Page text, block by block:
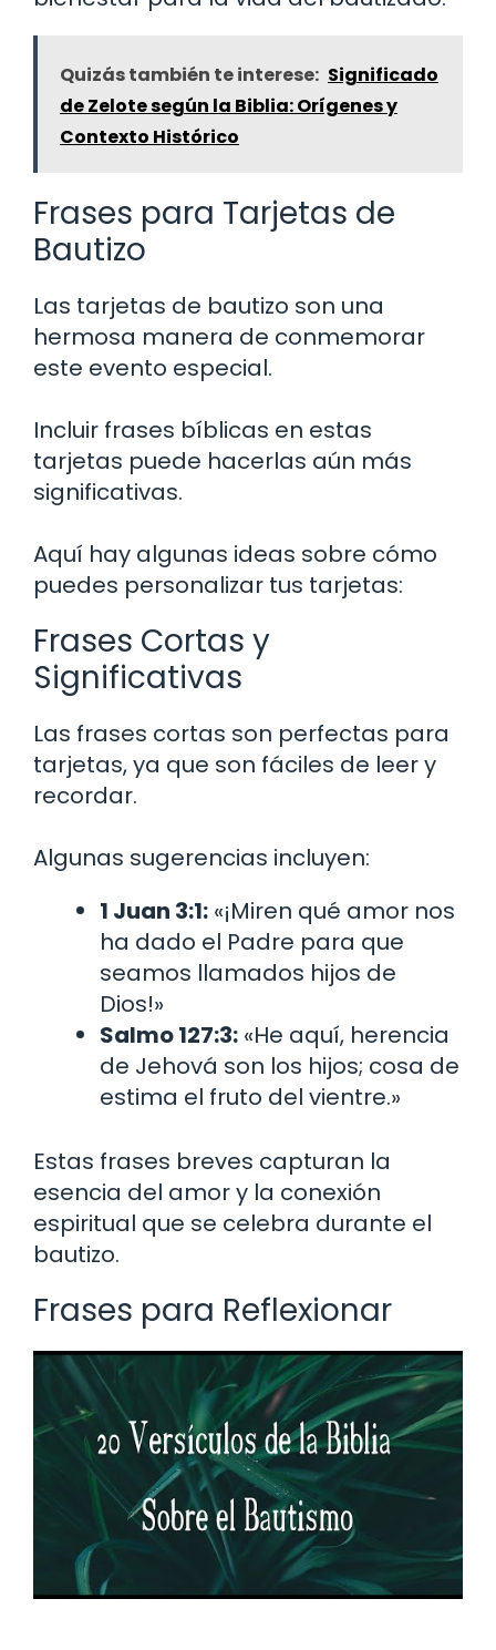
Quizás también te interese: Significado
de Zelote según la Biblia: Orígenes y
Contexto Histórico
Frases para Tarjetas de
Bautizo
Las tarjetas de bautizo son una
hermosa manera de conmemorar
este evento especial.
Incluir frases bíblicas en estas
tarjetas puede hacerlas aún más
significativas.
Aquí hay algunas ideas sobre cómo
puedes personalizar tus tarjetas:
Frases Cortas y
Significativas
Las frases cortas son perfectas para
tarjetas, ya que son fáciles de leer y
recordar.
Algunas sugerencias incluyen:
1 Juan 3:1: «¡Miren qué amor nos
ha dado el Padre para que
seamos llamados hijos de
Dios!»
Salmo 127:3: «He aquí, herencia
de Jehová son los hijos; cosa de
estima el fruto del vientre.»
Estas frases breves capturan la
esencia del amor y la conexión
espiritual que se celebra durante el
bautizo.
Frases para Reflexionar